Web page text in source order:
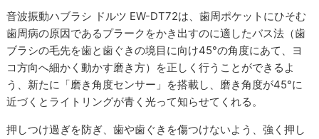
音波振動ハブラシ ドルツ EW-DT72は、歯周ポケットにひそむ
歯周病の原因であるプラークをかき出すのに適したバス法（歯
ブラシの毛先を歯と歯ぐきの境目に向け45°の角度にあて、ヨ
コ方向へ細かく動かす磨き方）を正しく行うことができるよ
う、新たに「磨き角度センサー」を搭載し、磨き角度が45°に
近づくとライトリングが青く光って知らせてくれる。
押しつけ過ぎを防ぎ、歯や歯ぐきを傷つけないよう、強く押し